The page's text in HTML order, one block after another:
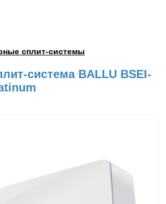
сплит-системы
система BALLU BSEI-